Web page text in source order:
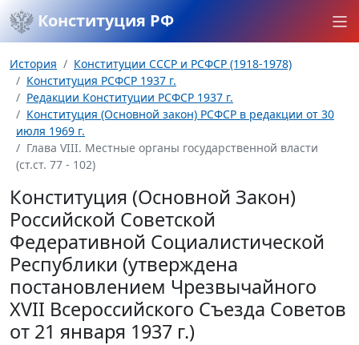
Конституция РФ
История
Конституции СССР и РСФСР (1918-1978)
Конституция РСФСР 1937 г.
Редакции Конституции РСФСР 1937 г.
Конституция (Основной закон) РСФСР в редакции от 30
июля 1969 г.
Глава VIII. Местные органы государственной власти
(ст.ст. 77 - 102)
Конституция (Основной Закон)
Российской Советской
Федеративной Социалистической
Республики (утверждена
постановлением Чрезвычайного
XVII Всероссийского Съезда Советов
от 21 января 1937 г.)